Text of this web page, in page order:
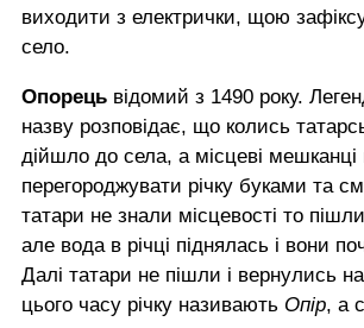
виходити з електрички, щою
село.
Опорець відомий з 1490 року.
назву розповідає, що колись
дійшло до села, а місцеві мешканці
перегороджувати річку буками та
татари не знали місцевості то
але вода в річці піднялась і вони
Далі татари не пішли і вернулись
цього часу річку називають Опір, а